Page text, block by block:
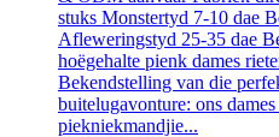
stuks Monstertyd 7-10 dae
Afleweringstyd 25-35 dae
hoëgehalte pienk dames
Bekendstelling van die
buitelugavonture: ons
piekniekmandjie...